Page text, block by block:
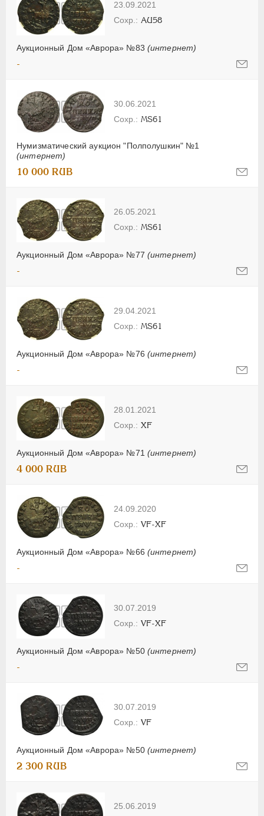
23.09.2021
Аукционный Дом «Аврора» №83 (интернет)
AU58
-
30.06.2021
Нумизматический аукцион "Полполушкин" №1
(интернет)
MS61
10 000 RUB
26.05.2021
Аукционный Дом «Аврора» №77 (интернет)
MS61
-
29.04.2021
Аукционный Дом «Аврора» №76 (интернет)
MS61
-
28.01.2021
Аукционный Дом «Аврора» №71 (интернет)
XF
4 000 RUB
24.09.2020
Аукционный Дом «Аврора» №66 (интернет)
VF-XF
-
30.07.2019
Аукционный Дом «Аврора» №50 (интернет)
VF-XF
-
30.07.2019
Аукционный Дом «Аврора» №50 (интернет)
VF
2 300 RUB
25.06.2019